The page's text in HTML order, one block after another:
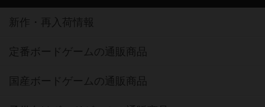
新作・再入荷情報
定番ボードゲームの通販商品
国産ボードゲームの通販商品